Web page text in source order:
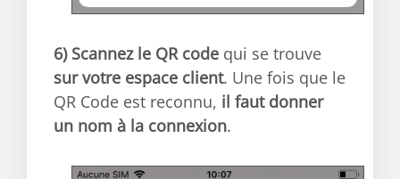
6) Scannez le QR code qui se trouve
sur votre espace client. Une fois que le
QR Code est reconnu, il faut donner
un nom à la connexion.